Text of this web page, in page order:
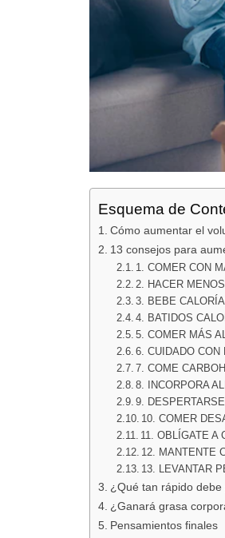
Esquema de
Cómo aumentar el
13 consejos para
1. COMER CON
2. HACER
3. BEBE
4. BATIDOS
5. COMER MÁS
6. CUIDADO
7. COME
8. INCORPORA
9.
10. COMER
11. OBLÍGATE A
12. MANTENTE
13. LEVANTAR
¿Qué tan rápido
¿Ganará grasa
Pensamientos finales